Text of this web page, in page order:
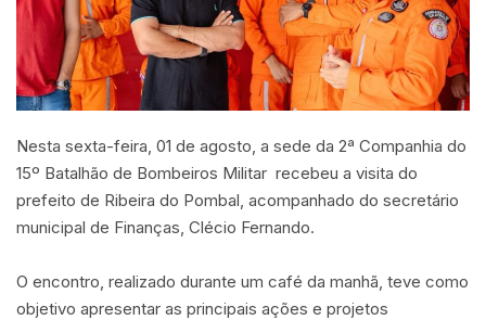
Nesta sexta-feira, 01 de agosto, a sede da 2ª Companhia do
15º Batalhão de Bombeiros Militar recebeu a visita do
prefeito de Ribeira do Pombal, acompanhado do secretário
municipal de Finanças, Clécio Fernando.
O encontro, realizado durante um café da manhã, teve como
objetivo apresentar as principais ações e projetos